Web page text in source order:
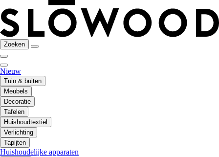
Zoeken
Nieuw
Tuin & buiten
Meubels
Decoratie
Tafelen
Huishoudtextiel
Verlichting
Tapijten
Huishoudelijke apparaten